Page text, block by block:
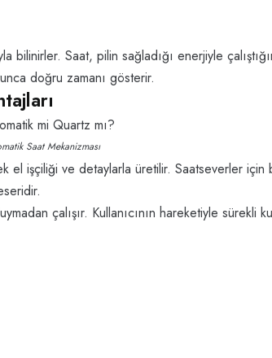
Saat, pilin sağladığı enerjiyle
doğru zamanı gösterir.
Saat Mekanizması
el işçiliği ve detaylarla üretilir. Saatseverler için
çalışır. Kullanıcının hareketiyle sürekli